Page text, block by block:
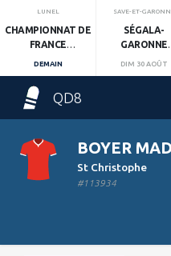
LUNEL
CHAMPIONNAT DE
FRANCE
DEMAIN
SAVE-ET-
SÉGALA-
GARONNE
MANCHE 1
DIM 30 AOÛT
QD8
BOYER
St Christophe
#113934